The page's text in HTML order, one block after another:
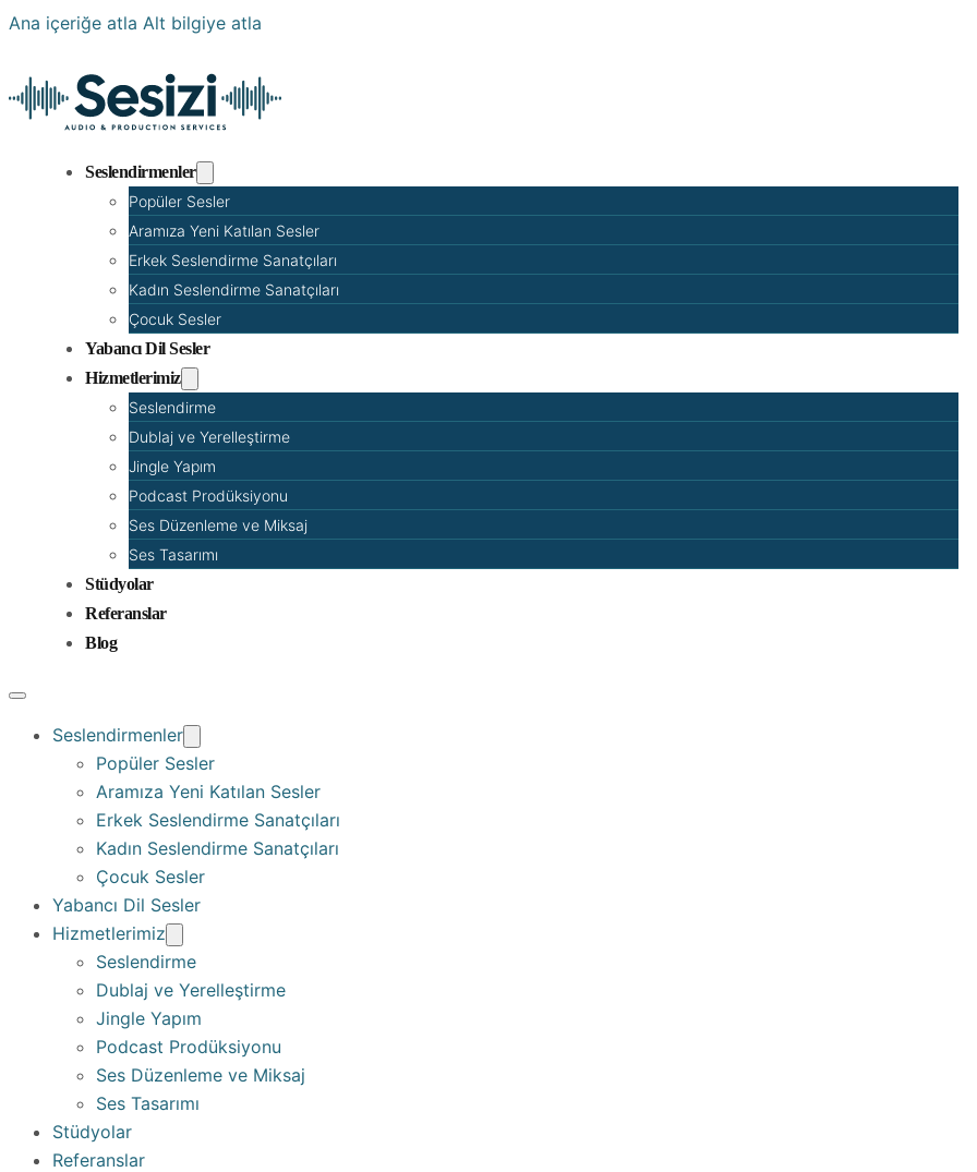
Ana içeriğe atla Alt bilgiye atla
Seslendirmenler
Popüler Sesler
Aramıza Yeni Katılan Sesler
Erkek Seslendirme Sanatçıları
Kadın Seslendirme Sanatçıları
Çocuk Sesler
Yabancı Dil Sesler
Hizmetlerimiz
Seslendirme
Dublaj ve Yerelleştirme
Jingle Yapım
Podcast Prodüksiyonu
Ses Düzenleme ve Miksaj
Ses Tasarımı
Stüdyolar
Referanslar
Blog
Seslendirmenler
Popüler Sesler
Aramıza Yeni Katılan Sesler
Erkek Seslendirme Sanatçıları
Kadın Seslendirme Sanatçıları
Çocuk Sesler
Yabancı Dil Sesler
Hizmetlerimiz
Seslendirme
Dublaj ve Yerelleştirme
Jingle Yapım
Podcast Prodüksiyonu
Ses Düzenleme ve Miksaj
Ses Tasarımı
Stüdyolar
Referanslar